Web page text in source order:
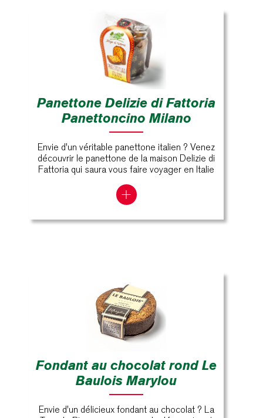
Panettone Delizie di Fattoria
Panettoncino Milano
Envie d'un véritable panettone italien ? Venez
découvrir le panettone de la maison Delizie di
Fattoria qui saura vous faire voyager en Italie
Fondant au chocolat rond Le
Baulois Marylou
Envie d'un délicieux fondant au chocolat ? La